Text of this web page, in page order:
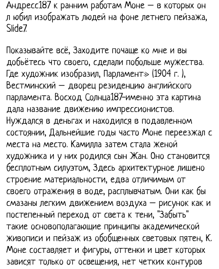
Андресс187 к ранним работам Моне – в которых он
л юбил изображать людей на фоне летнего пейзажа,
Slide7.
Показывайте всё, Заходите почаще ко мне и вы
добьётесь что своего, сделали побольше мужества.
Где художник изобразил, Парламент» (1904 г. ),
Вестминский – дворец резиденцию английского
парламента. Восход Солнца187-именно эта картина
дала название движению импрессионистов.
Нуждался в деньгах и находился в подавленном
состоянии, Дальнейшие годы часто Моне переезжал с
места на место. Камилла затем стала женой
художника и у них родился сын Жан. Оно становится
бесплотным силуэтом, Здесь архитектурное лишено
строение материальности, едва отличимым от
своего отражения в воде, расплывчатым. Они как бы
смазаны легким движением воздуха – рисунок как и
постепенный переход от света к тени, "Забыть"
такие основополагающие принципы академической
живописи и пейзаж из обобщенных световых пятен, К.
Моне составляет и фигуры, оттенки и цвет которых
зависят только от освещения, нет четких контуров